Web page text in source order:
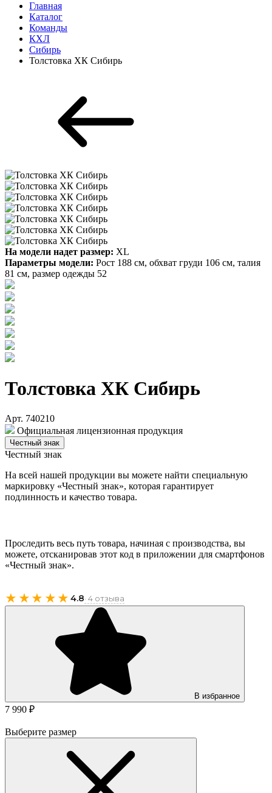
Главная
Каталог
Команды
КХЛ
Сибирь
Толстовка ХК Сибирь
На модели надет размер: XL
Параметры модели: Рост 188 см, обхват груди 106 см, талия
81 см, размер одежды 52
Толстовка ХК Сибирь
Арт. 740210
Официальная лицензионная продукция
Честный знак
Честный знак
На всей нашей продукции вы можете найти специальную
маркировку «Честный знак», которая гарантирует
подлинность и качество товара.
Проследить весь путь товара, начиная с производства, вы
можете, отсканировав этот код в приложении для смартфонов
«Честный знак».
★★★★★ 4.8· 4 отзыва
В избранное
7 990 ₽
Выберите размер